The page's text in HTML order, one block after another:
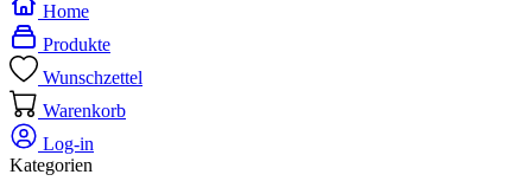
Home
Produkte
Wunschzettel
Warenkorb
Log-in
Kategorien